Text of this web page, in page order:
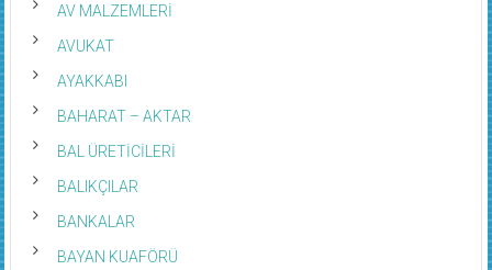
AV MALZEMLERİ
AVUKAT
AYAKKABI
BAHARAT – AKTAR
BAL ÜRETİCİLERİ
BALIKÇILAR
BANKALAR
BAYAN KUAFÖRÜ